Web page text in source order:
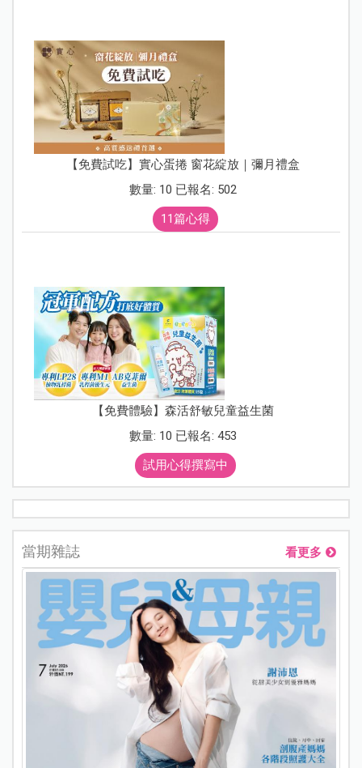
【免費試吃】實心蛋捲 窗花綻放｜彌月禮盒
數量: 10 已報名: 502
11篇心得
【免費體驗】森活舒敏兒童益生菌
數量: 10 已報名: 453
試用心得撰寫中
當期雜誌 看更多